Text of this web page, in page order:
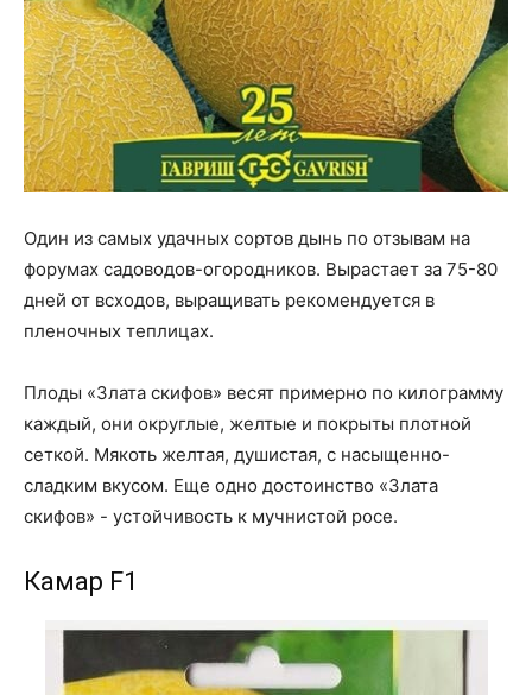
Один из самых удачных сортов дынь по отзывам на
форумах садоводов-огородников. Вырастает за 75-80
дней от всходов, выращивать рекомендуется в
пленочных теплицах.
Плоды «Злата скифов» весят примерно по килограмму
каждый, они округлые, желтые и покрыты плотной
сеткой. Мякоть желтая, душистая, с насыщенно-
сладким вкусом. Еще одно достоинство «Злата
скифов» - устойчивость к мучнистой росе.
Камар F1